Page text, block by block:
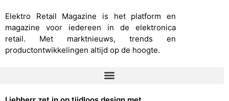
Elektro Retail Magazine is het platform en
magazine voor iedereen in de elektronica
retail. Met marktnieuws, trends en
productontwikkelingen altijd op de hoogte.